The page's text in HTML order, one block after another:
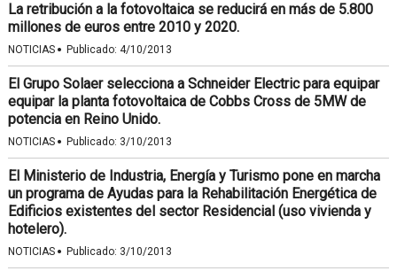
La retribución a la fotovoltaica se reducirá en más de 5.800
millones de euros entre 2010 y 2020.
NOTICIAS · Publicado: 4/10/2013
El Grupo Solaer selecciona a Schneider Electric para equipar
equipar la planta fotovoltaica de Cobbs Cross de 5MW de
potencia en Reino Unido.
NOTICIAS · Publicado: 3/10/2013
El Ministerio de Industria, Energía y Turismo pone en marcha
un programa de Ayudas para la Rehabilitación Energética de
Edificios existentes del sector Residencial (uso vivienda y
hotelero).
NOTICIAS · Publicado: 3/10/2013